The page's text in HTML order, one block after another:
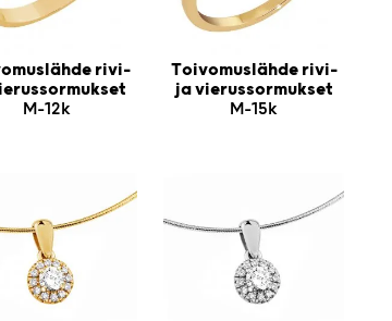
rivi-
M-12k
Toivomuslähde rivi-
ja vierussormukset
M-15k